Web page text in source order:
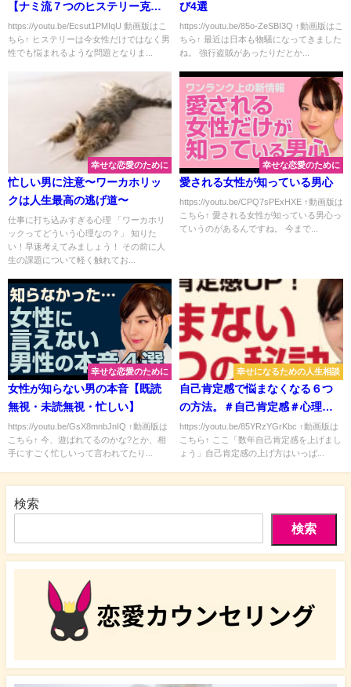
【ナミ流７つのヒステリー克服
法】
https://youtu.be/Ecsut1PMIqU 動画版はこ
ちら↑ ヒステリーは今女性だけではなく男
性でも悩まれるような問題となりま...
び4選
https://youtu.be/85o-ZeSBI3Q ↑動画版はこ
ちら↑ 最近は日本も物騒になってきました
ね。 強行盗賊があったりだとか...
幸せな恋愛のために
忙しい男に注意〜ワーカホリッ
クは人生最高の逃げ道〜
仕事に打ち込みすぎる心理 「ワーカホリ
ックってどういう心理なの？」 知りた
い！早速考えてみましょう！ その前に人
生の課題について軽く触れてお...
幸せな恋愛のために
愛される女性が知っている男心
https://youtu.be/CPQ7sPExHXE ↑動画版は
こちら↑ 愛される女性が知っている男心っ
ていうのがあるんですね。 今まで...
幸せな恋愛のために
女性が知らない男の本音【既読
無視・未読無視・忙しい】
https://youtu.be/GsX8mnbJnIQ ↑動画版は
こちら↑ 今、遊ばれてるのかな?とか、相
手にすごく忙しいって言われてたり...
幸せになるための人生相談
自己肯定感で悩まなくなる６つ
の方法。＃自己肯定感＃心理学
＃悩み
https://youtu.be/85YRzYGrKbc ↑動画版は
こちら↑ ここ「数年自己肯定感を上げまし
ょう」自己肯定感の上げ方はいっぱ...
検索
検索